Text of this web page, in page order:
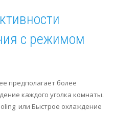
с режимом
предполагает более
каждого уголка комнаты.
или Быстрое охлаждение